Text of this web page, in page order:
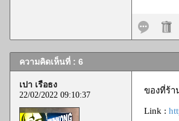
ความคิดเห็นที่ : 6
เปา เรือธง
22/02/2022 09:10:37 ของที่ร้า
Link :